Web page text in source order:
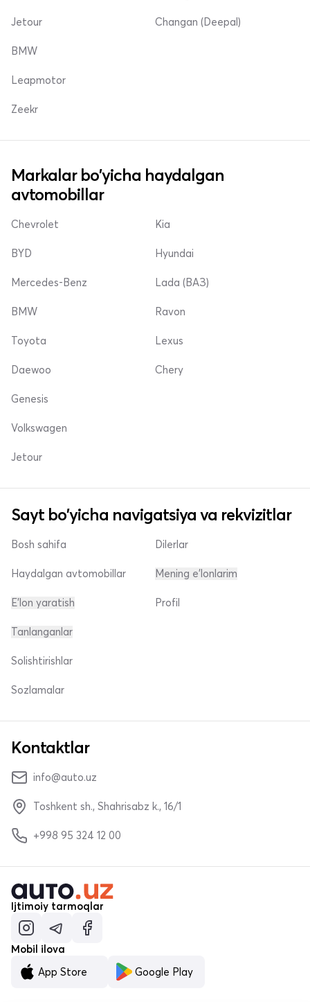
Jetour Changan (Deepal)
BMW
Leapmotor
Zeekr
Markalar bo'yicha haydalgan
avtomobillar
Chevrolet
BYD
Mercedes-Benz
Kia
Hyundai
Lada (ВАЗ)
BMW
Toyota
Daewoo
Ravon
Lexus
Chery
Genesis
Volkswagen
Jetour
Sayt bo'yicha navigatsiya va rekvizitlar
Bosh sahifa
Haydalgan avtomobillar
E'lon yaratish
Dilerlar
Mening e'lonlarim
Profil
Tanlanganlar
Solishtirishlar
Sozlamalar
Kontaktlar
info@auto.uz
Toshkent sh., Shahrisabz k., 16/1
+998 95 324 12 00
Ijtimoiy tarmoqlar
Mobil ilova
App Store
Google Play